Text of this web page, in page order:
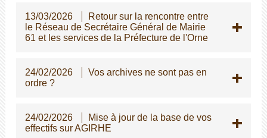
13/03/2026
Retour sur la rencontre entre
le Réseau de Secrétaire Général de Mairie
61 et les services de la Préfecture de l'Orne
24/02/2026
Vos archives ne sont pas en
ordre ?
24/02/2026
Mise à jour de la base de vos
effectifs sur AGIRHE